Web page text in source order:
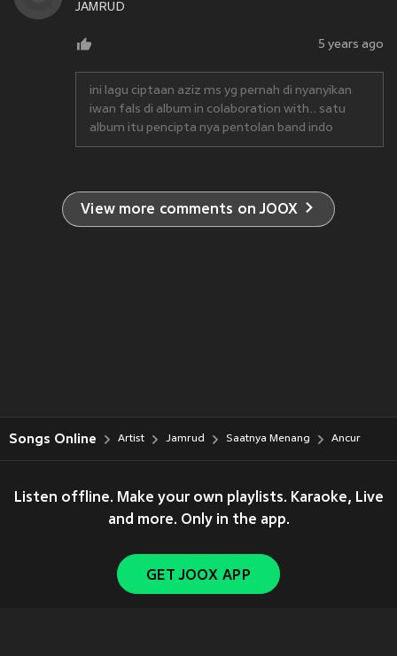
JAMRUD
5 years ago
ini lagu ciptaan aziz ms yg pernah di nyanyikan
iwan fals di album in colaboration with.. satu
album itu pencipta nya pentolan band indo
View more comments on JOOX
Songs Online Artist Jamrud Saatnya Menang Ancur
Listen offline. Make your own playlists. Karaoke, Live
and more. Only in the app.
GET JOOX APP